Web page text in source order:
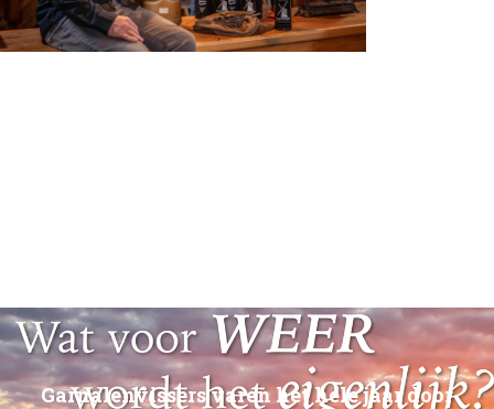
Garnalenvissers varen het hele jaar door